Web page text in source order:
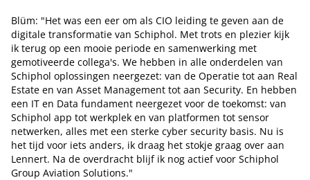
Blüm: "Het was een eer om als CIO leiding te geven aan de
digitale transformatie van Schiphol. Met trots en plezier kijk
ik terug op een mooie periode en samenwerking met
gemotiveerde collega's. We hebben in alle onderdelen van
Schiphol oplossingen neergezet: van de Operatie tot aan Real
Estate en van Asset Management tot aan Security. En hebben
een IT en Data fundament neergezet voor de toekomst: van
Schiphol app tot werkplek en van platformen tot sensor
netwerken, alles met een sterke cyber security basis. Nu is
het tijd voor iets anders, ik draag het stokje graag over aan
Lennert. Na de overdracht blijf ik nog actief voor Schiphol
Group Aviation Solutions."